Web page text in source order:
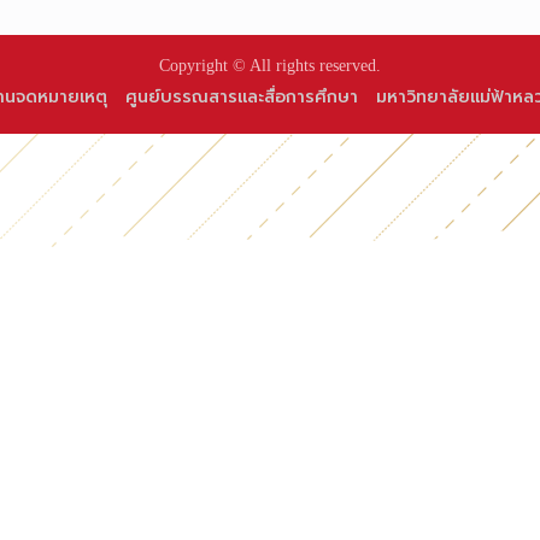
Copyright © All rights reserved.
นจดหมายเหตุ ศูนย์บรรณสารและสื่อการศึกษา มหาวิทยาลัยแม่ฟ้าหล